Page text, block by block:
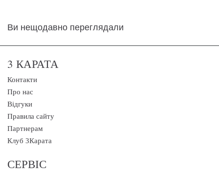
Ви нещодавно переглядали
3 КАРАТА
Контакти
Про нас
Відгуки
Правила сайту
Партнерам
Клуб 3Карата
СЕРВІС